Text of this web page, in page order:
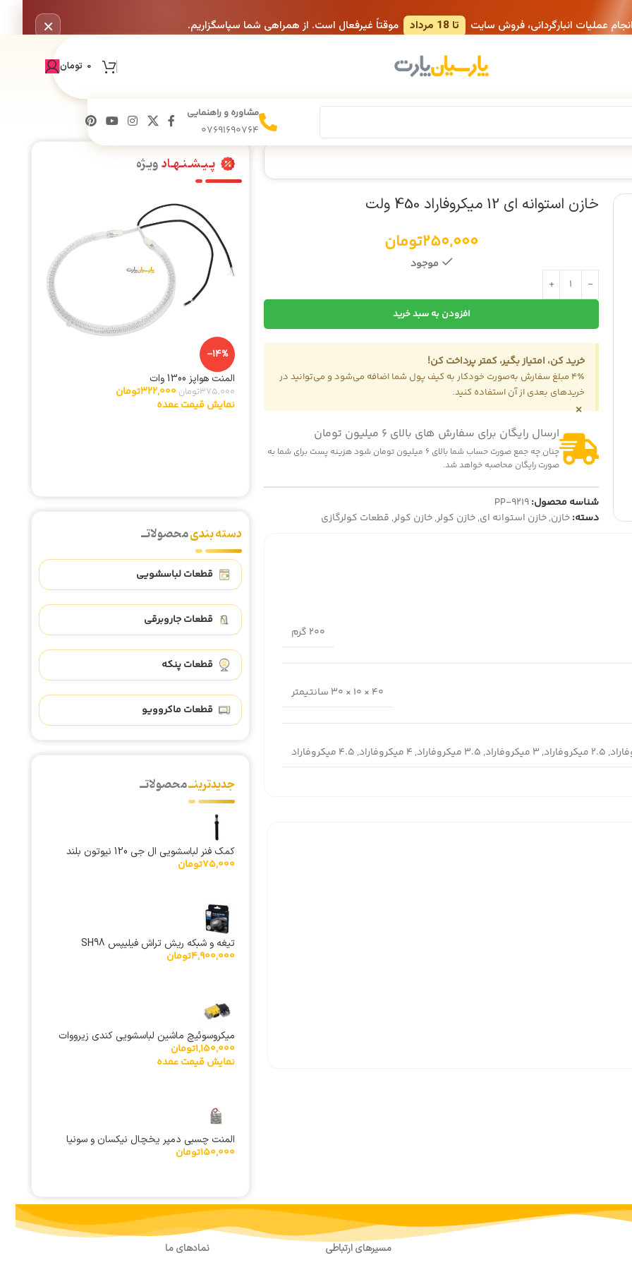
عملیات انبارگردانی، فروش سایت تا 18 مرداد موقتاً غیرفعال است. از همراهی شما سپاسگزاریم. ×
0 تومان
مشاوره و راهنمایی
07691690764
خازن استوانه ای 12 میکروفاراد 450 ولت
250,000تومان
موجود
افزودن به سبد خرید
خرید کن، امتیاز بگیر، کمتر پرداخت کن!
4٪ مبلغ سفارش به‌صورت خودکار به کیف پول شما اضافه می‌شود و می‌توانید در
خریدهای بعدی از آن استفاده کنید.
×
ارسال رایگان برای سفارش های بالای 6 میلیون تومان
چنان چه جمع صورت حساب شما بالای 6 میلیون تومان شود هزینه پست برای شما به
صورت رایگان محاصبه خواهد شد.
شناسه محصول:PP-9219
دسته:خازن,خازن استوانه ای,خازن کولر,خازن کولر, قطعات کولرگازی
200 گرم
40 × 10 × 30 سانتیمتر
, 2.5 میکروفاراد , 3 میکروفاراد , 3.5 میکروفاراد , 4 میکروفاراد , 4.5 میکروفاراد
پـیـشـنـهـادویـژه
دوقلو لباسشویی 90 درجه توشیبا
تومان900,000تومان
قیمت عمده
-16%
المنت چای ساز بدون لبه
310,000 تومان 260,000تومان
نمایش قیمت عمده
-14%
المنت هواپز 1300 وات
375,000تومان 322,000تومان
نمایش قیمت عمده
دسته بندیمحصولاتــ
قطعات لباسشویی
قطعات جاروبرقی
قطعات پنکه
قطعات ماکروویو
جدیدترینــمحصولاتــ
کمک فنر لباسشویی ال جی 120 نیوتون بلند
75,000تومان
تیغه و شبکه ریش تراش فیلیپس SH98
4,900,000تومان
میکروسوئیچ ماشین لباسشویی کندی زیرووات
رولد 49030389
1,150,000تومان
نمایش قیمت عمده
المنت چسبی دمپر یخچال نیکسان و سونیا
150,000تومان
مسیرهای ارتباطی نمادهای ما